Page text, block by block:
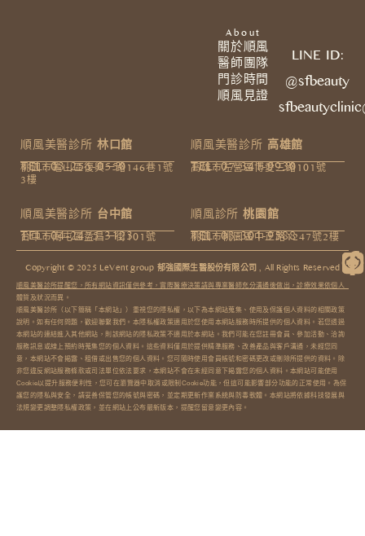
About
關於順風
醫師團隊
門診時間
順風見證
LINE ID:
@sfbeauty
順風美醫診所 林口館
TEL: 03-255-0550
桃園市龜山區復興一路146巷1號
3樓​
順風美醫診所 高雄館
TEL: 07-341-9930
高雄市左營區博愛三路101號
順風美醫診所 台中館
TEL: 04-2475-3123
台中市南屯區益昌一街101號
順風診所桃園館
TEL: 03-301-9588
桃園市桃園區中正路1247號2樓
Copyright © 2025 LeVent group 郁強國際生醫股份有限公司 , All Rights Reserved​
順風美醫診所提醒您，所有網站資訊僅供參考，實際醫療決策請與專業醫師充分溝通後做出，診療效果依個人
體質及狀況而異。
順風美醫診所（以下簡稱「本網站」）重視您的隱私權，以下為本網站蒐集、使用及保護個人資料的相關政策
說明。如有任何問題，歡迎聯繫我們。本隱私權政策適用於您使用本網站服務時所提供的個人資料。若您透過
本網站的連結進入其他網站，則該網站的隱私政策不適用於本網站。我們可能在您註冊會員、參加活動、洽詢
服務訊息或線上預約時蒐集您的個人資料。這些資料僅用於提供精準服務、改善產品與客戶溝通，未經您同
意，本網站不會揭露、租借或出售您的個人資料。您可隨時使用會員帳號和密碼更改或刪除所提供的資料。除
非您違反網站服務條款或司法單位依法要求，本網站不會在未經同意下揭露您的個人資料。本網站可能使用
Cookie以提升服務便利性，您可在瀏覽器中取消或限制Cookie功能，但這可能影響部分功能的正常使用。為保
護您的隱私與安全，請妥善保管您的帳號與密碼，並定期更新作業系統與防毒軟體。本網站將依據科技發展與
法規變更調整隱私權政策，並在網站上公布最新版本，提醒您留意變更內容。